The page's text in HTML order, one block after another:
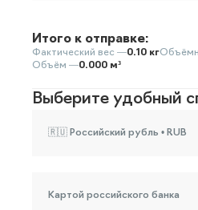
Итого к отправке:
Фактический вес —0.10 кг
Объём —0.000 м³
Выберите удобный
🇷🇺 Российский рубль • RUB
Картой российского банка